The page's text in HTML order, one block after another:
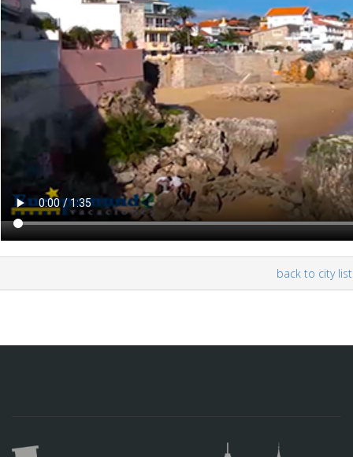
back to city list